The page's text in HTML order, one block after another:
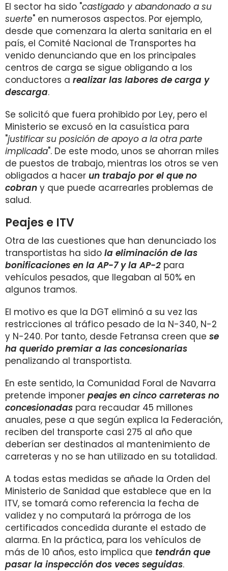
El sector ha sido "castigado y abandonado a su
suerte" en numerosos aspectos. Por ejemplo,
desde que comenzara la alerta sanitaria en el
país, el Comité Nacional de Transportes ha
venido denunciando que en los principales
centros de carga se sigue obligando a los
conductores a realizar las labores de carga y
descarga.
Se solicitó que fuera prohibido por Ley, pero el
Ministerio se excusó en la casuística para
"justificar su posición de apoyo a la otra parte
implicada". De este modo, unos se ahorran miles
de puestos de trabajo, mientras los otros se ven
obligados a hacer un trabajo por el que no
cobran y que puede acarrearles problemas de
salud.
Peajes e ITV
Otra de las cuestiones que han denunciado los
transportistas ha sido la eliminación de las
bonificaciones en la AP-7 y la AP-2 para
vehículos pesados, que llegaban al 50% en
algunos tramos.
El motivo es que la DGT eliminó a su vez las
restricciones al tráfico pesado de la N-340, N-2
y N-240. Por tanto, desde Fetransa creen que se
ha querido premiar a las concesionarias
penalizando al transportista.
En este sentido, la Comunidad Foral de Navarra
pretende imponer peajes en cinco carreteras no
concesionadas para recaudar 45 millones
anuales, pese a que según explica la Federación,
reciben del transporte casi 275 al año que
deberían ser destinados al mantenimiento de
carreteras y no se han utilizado en su totalidad.
A todas estas medidas se añade la Orden del
Ministerio de Sanidad que establece que en la
ITV, se tomará como referencia la fecha de
validez y no computará la prórroga de los
certificados concedida durante el estado de
alarma. En la práctica, para los vehículos de
más de 10 años, esto implica que tendrán que
pasar la inspección dos veces seguidas.